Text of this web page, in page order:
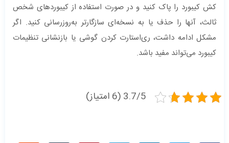
کش کیبورد را پاک کنید و در صورت استفاده از کیبوردهای شخص
ثالث، آنها را حذف یا به نسخه‌ای سازگارتر به‌روزرسانی کنید. اگر
مشکل ادامه داشت، ری‌استارت کردن گوشی یا بازنشانی تنظیمات
کیبورد می‌تواند مفید باشد.
3.7/5 (6 امتیاز)